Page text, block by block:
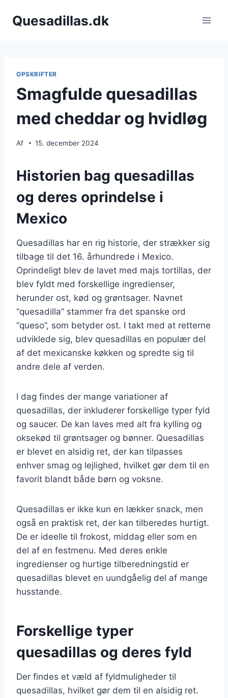
Quesadillas.dk
OPSKRIFTER
Smagfulde quesadillas
med cheddar og hvidløg
Af 15. december 2024
Historien bag quesadillas
og deres oprindelse i
Mexico
Quesadillas har en rig historie, der strækker sig
tilbage til det 16. århundrede i Mexico.
Oprindeligt blev de lavet med majs tortillas, der
blev fyldt med forskellige ingredienser,
herunder ost, kød og grøntsager. Navnet
“quesadilla” stammer fra det spanske ord
“queso”, som betyder ost. I takt med at retterne
udviklede sig, blev quesadillas en populær del
af det mexicanske køkken og spredte sig til
andre dele af verden.
I dag findes der mange variationer af
quesadillas, der inkluderer forskellige typer fyld
og saucer. De kan laves med alt fra kylling og
oksekød til grøntsager og bønner. Quesadillas
er blevet en alsidig ret, der kan tilpasses
enhver smag og lejlighed, hvilket gør dem til en
favorit blandt både børn og voksne.
Quesadillas er ikke kun en lækker snack, men
også en praktisk ret, der kan tilberedes hurtigt.
De er ideelle til frokost, middag eller som en
del af en festmenu. Med deres enkle
ingredienser og hurtige tilberedningstid er
quesadillas blevet en uundgåelig del af mange
husstande.
Forskellige typer
quesadillas og deres fyld
Der findes et væld af fyldmuligheder til
quesadillas, hvilket gør dem til en alsidig ret.